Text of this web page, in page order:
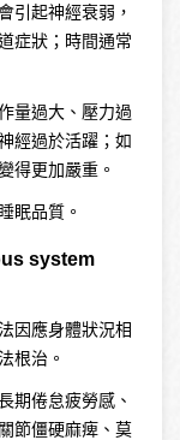
引起神經衰弱，
症狀；時間通常
量過大、壓力過
經過於活躍；如
得更加嚴重。
眠品質。
system
因應身體狀況相
根治。
期倦怠疲勞感、
節僵硬麻痺、莫